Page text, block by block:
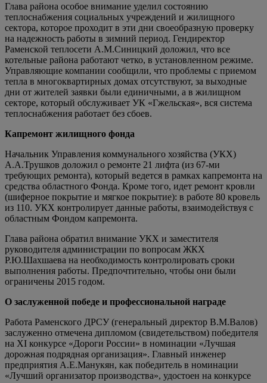
Глава района особое внимание уделил состоянию
теплоснабжения социальных учреждений и жилищного
сектора, которое проходит в эти дни своеобразную проверку
на надежность работы в зимний период. Гендиректор
Раменской теплосети А.М.Синицкий доложил, что все
котельные района работают четко, в установленном режиме.
Управляющие компании сообщили, что проблемы с приемом
тепла в многоквартирных домах отсутствуют, за выходные
дни от жителей заявки были единичными, а в жилищном
секторе, который обслуживает УК «Гжельская», вся система
теплоснабжения работает без сбоев.
Капремонт жилищного фонда
Начальник Управления коммунального хозяйства (УКХ)
А.А.Трушков доложил о ремонте 21 лифта (из 67-ми
требующих ремонта), который ведется в рамках капремонта на
средства областного Фонда. Кроме того, идет ремонт кровли
(шиферное покрытие и мягкое покрытие): в работе 80 кровель
из 110. УКХ контролирует данные работы, взаимодействуя с
областным Фондом капремонта.
Глава района обратил внимание УКХ и заместителя
руководителя администрации по вопросам ЖКХ
Р.Ю.Шахшаева на необходимость контролировать сроки
выполнения работы. Предпочтительно, чтобы они были
ограничены 2015 годом.
О заслуженной победе и профессиональной награде
Работа Раменского ДРСУ (генеральный директор В.М.Валов)
заслуженно отмечена дипломом (свидетельством) победителя
на XI конкурсе «Дороги России» в номинации «Лучшая
дорожная подрядная организация». Главный инженер
предприятия А.Е.Манукян, как победитель в номинации
«Лучший организатор производства», удостоен на конкурсе